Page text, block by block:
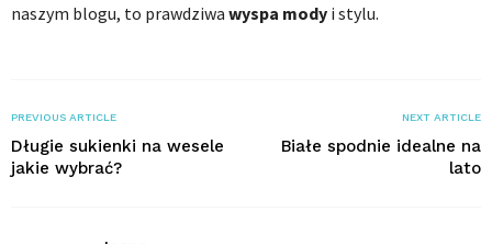
naszym blogu, to prawdziwa wyspa mody i stylu.
PREVIOUS ARTICLE
Długie sukienki na wesele
jakie wybrać?
NEXT ARTICLE
Białe spodnie idealne na
lato